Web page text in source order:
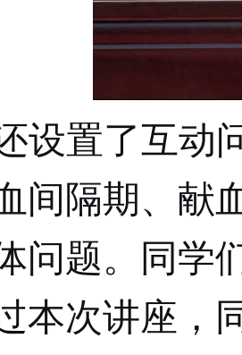
设置了互动
间隔期、献
问题。同学
本次讲座，